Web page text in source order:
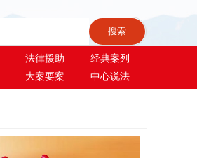
法律援助
经典案列
大案要案 中心说法